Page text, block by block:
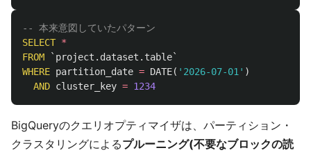
-- 本来意図していたパターン
SELECT *
FROM
`project.dataset.table`
WHERE partition_date = DATE( '2026-07-01' )
AND cluster_key = 1234
BigQueryのクエリオプティマイザは、パーティション・
クラスタリングによるプルーニング(不要なブロックの読